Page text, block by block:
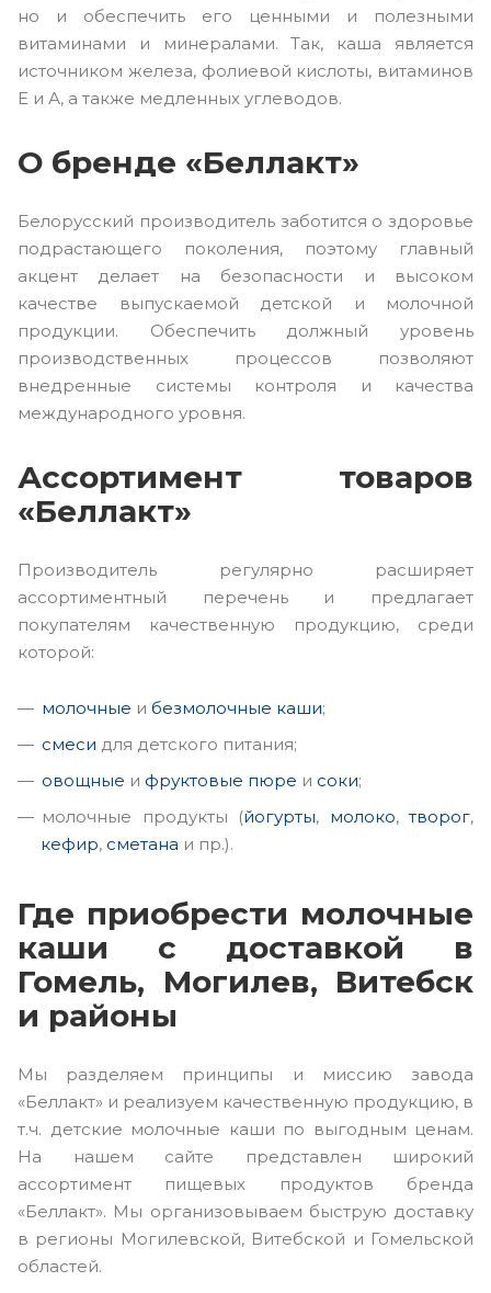
но и обеспечить его ценными и полезными
витаминами и минералами. Так, каша является
источником железа, фолиевой кислоты, витаминов
Е и А, а также медленных углеводов.
О бренде «Беллакт»
Белорусский производитель заботится о здоровье
подрастающего поколения, поэтому главный
акцент делает на безопасности и высоком
качестве выпускаемой детской и молочной
продукции. Обеспечить должный уровень
производственных процессов позволяют
внедренные системы контроля и качества
международного уровня.
Ассортимент товаров
«Беллакт»
Производитель регулярно расширяет
ассортиментный перечень и предлагает
покупателям качественную продукцию, среди
которой:
молочные и безмолочные каши;
смеси для детского питания;
овощные и фруктовые пюре и соки;
молочные продукты (йогурты, молоко,творог,
кефир, сметана и пр.).
Где приобрести молочные
каши с доставкой в
Гомель, Могилев, Витебск
и районы
Мы разделяем принципы и миссию завода
«Беллакт» и реализуем качественную продукцию, в
т.ч. детские молочные каши по выгодным ценам.
На нашем сайте представлен широкий
ассортимент пищевых продуктов бренда
«Беллакт». Мы организовываем быструю доставку
в регионы Могилевской, Витебской и Гомельской
областей.